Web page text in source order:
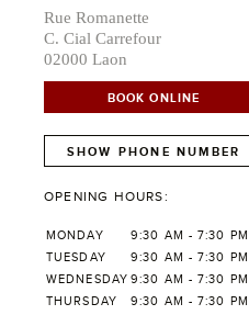
Rue Romanette
C. Cial Carrefour
02000 Laon
BOOK ONLINE
SHOW PHONE NUMBER
OPENING HOURS:
MONDAY
9:30 AM - 7:30 PM
TUESDAY
9:30 AM - 7:30 PM
WEDNESDAY 9:30 AM - 7:30 PM
THURSDAY
9:30 AM - 7:30 PM